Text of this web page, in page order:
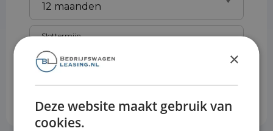
Slottermijn
€ 892,66
×
Deze website maakt gebruik van
cookies.